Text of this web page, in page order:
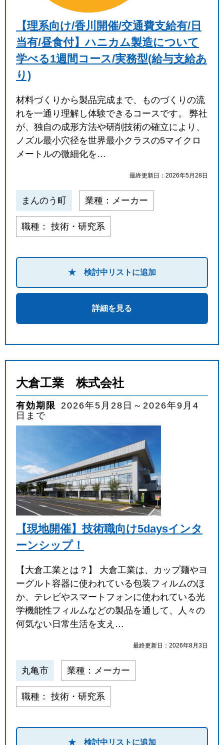
【理系向け/香川開催/交通費支給有/日
当有/昼食付】ハニカム製造について
学べる1週間コース/実務型(給与支給あ
り)
材料づくりから製品完成まで、ものづくりの流
れを一通り理解し体験できるコースです。 弊社
が、独自の成形方法や研削技術の確立により、
ノズル最小穴径を世界最小クラスの5マイクロ
メートルの微細化を…
最終更新日：2026年5月28日
まんのう町 業種：メーカー
職種： 技術・研究系
★ 検討中リストに追加
詳細を見る
大倉工業 株式会社
有効期限 2026年5月28日～2026年9月4
日まで
【現地開催】技術職向け5daysインタ
ーンシップ！
【大倉工業とは？】 大倉工業は、カップ麺やヨ
ーグルト容器に使われている包装フィルムのほ
か、テレビやスマートフォンに使われている光
学機能性フィルムなどの製品を通して、人々の
何気ない日常生活を支え…
最終更新日：2026年8月3日
丸亀市 業種：メーカー
職種： 技術・研究系
★ 検討中リストに追加